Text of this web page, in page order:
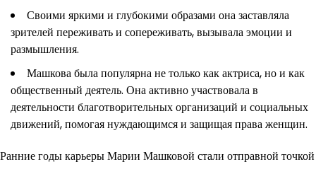
Своими яркими и глубокими образами она заставляла
зрителей переживать и сопереживать, вызывала эмоции и
размышления.
Машкова была популярна не только как актриса, но и как
общественный деятель. Она активно участвовала в
деятельности благотворительных организаций и социальных
движений, помогая нуждающимся и защищая права женщин.
Ранние годы карьеры Марии Машковой стали отправной точкой